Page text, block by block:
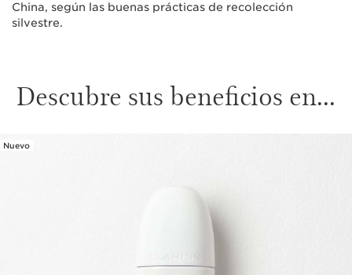
China, según las buenas prácticas de recolección
silvestre.
Descubre sus beneficios en...
Nuevo